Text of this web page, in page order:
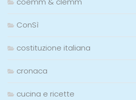
ConSì
costituzione italiana
cronaca
cucina e ricette